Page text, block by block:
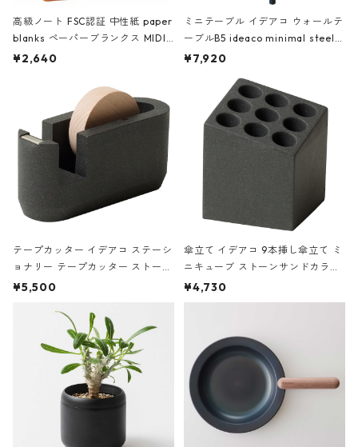
高級ノート FSC認証 中性紙 paper
blanks ペーパーブランクス MIDI
ハードカバー 罫線 ヴァン・ゴッホ
¥2,640
ミニテーブル イデアコ ウォールテ
ーブルB5 ideaco minimal steel f
urniture WALL Table B5 ネイビー
¥7,920
テープカッター イデアコ ステーシ
ョナリー テープカッター ストーン
サンドカラー 石調 ideaco Station
¥5,500
傘立て イデアコ 9本挿し傘立て ミ
ニキューブ ストーンサンドカラー
石調 ideaco Umbrella Stand CUB
E ストーンサンドブラック
¥4,730